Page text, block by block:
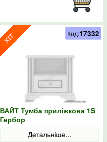
ВАЙТ Тумба приліжкова 1S
Гербор
Детальніше...
Код:17332